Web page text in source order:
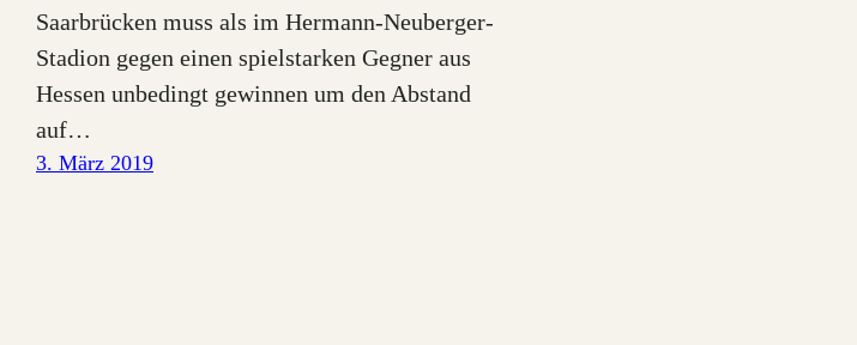
Saarbrücken muss als im Hermann-Neuberger-
Stadion gegen einen spielstarken Gegner aus
Hessen unbedingt gewinnen um den Abstand
auf…
3. März 2019